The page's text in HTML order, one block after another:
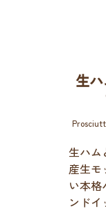
生
生ハム
産生モ
い本
ンドイ